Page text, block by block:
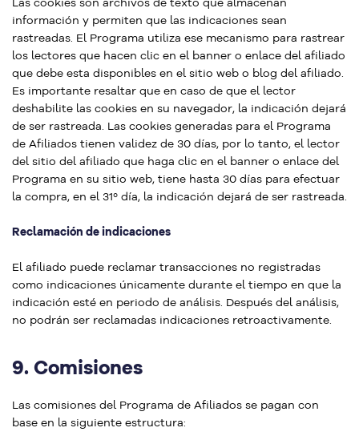
información y permiten que las indicaciones sean
rastreadas. El Programa utiliza ese mecanismo para rastrear
los lectores que hacen clic en el banner o enlace del afiliado
que debe esta disponibles en el sitio web o blog del afiliado.
Es importante resaltar que en caso de que el lector
deshabilite las cookies en su navegador, la indicación dejará
de ser rastreada. Las cookies generadas para el Programa
de Afiliados tienen validez de 30 días, por lo tanto, el lector
del sitio del afiliado que haga clic en el banner o enlace del
Programa en su sitio web, tiene hasta 30 días para efectuar
la compra, en el 31º día, la indicación dejará de ser rastreada.
Reclamación de indicaciones
El afiliado puede reclamar transacciones no registradas
como indicaciones únicamente durante el tiempo en que la
indicación esté en periodo de análisis. Después del análisis,
no podrán ser reclamadas indicaciones retroactivamente.
9. Comisiones
Las comisiones del Programa de Afiliados se pagan con
base en la siguiente estructura: